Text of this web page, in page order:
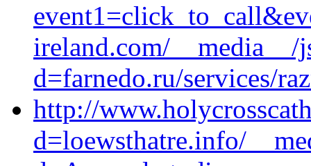
ireland.com/__media__/
d=farnedo.ru/services/
http://
d=loewsthatre.info/